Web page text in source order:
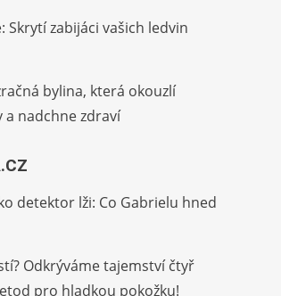
Skrytí zabijáci vašich ledvin
bylina, která okouzlí
a nadchne zdraví
detektor lži: Co Gabrielu hned
Odkrýváme tajemství čtyř
pro hladkou pokožku!